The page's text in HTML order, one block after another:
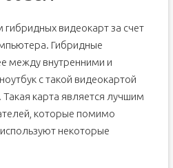
видеокарт за счет
Гибридные
между внутренними и
с такой видеокартой
карта является лучшим
которые помимо
некоторые